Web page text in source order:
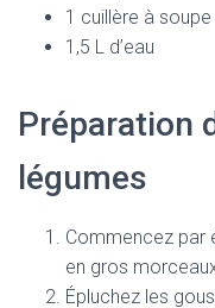
1 cuillère à soupe
1,5 L d’eau
Préparation
légumes
Commencez par
en gros
Épluchez les